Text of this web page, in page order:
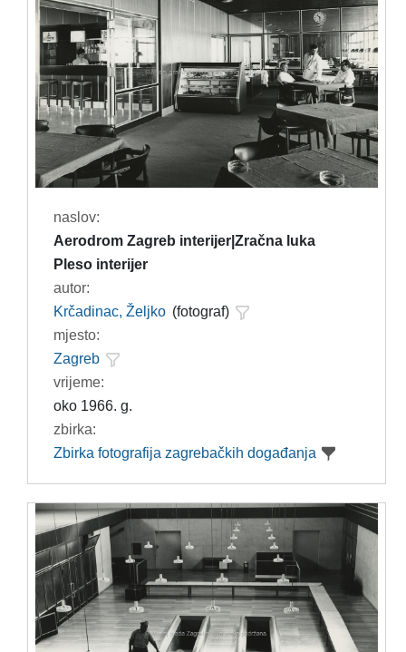
naslov:
Aerodrom Zagreb interijer|Zračna luka
Pleso interijer
autor:
Krčadinac, Željko (fotograf)
mjesto:
Zagreb
vrijeme:
oko 1966. g.
zbirka:
Zbirka fotografija zagrebačkih događanja